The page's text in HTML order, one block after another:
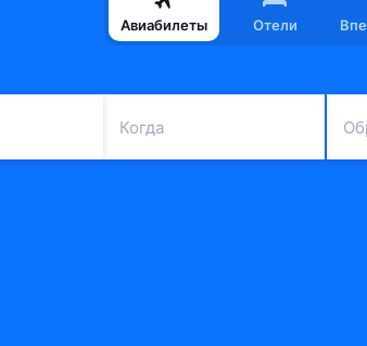
Авиабилеты Отели
Когда